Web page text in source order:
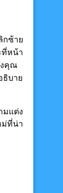
ซ้าย
ที่หน้า
คุณ
บาย
มแต่ง
ที่น่า